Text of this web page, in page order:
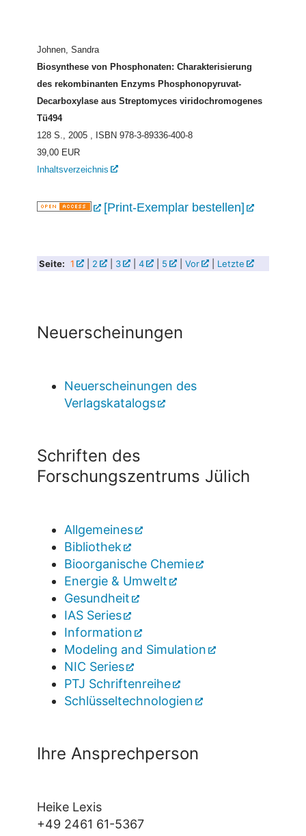
Johnen, Sandra
Biosynthese von Phosphonaten: Charakterisierung
des rekombinanten Enzyms Phosphonopyruvat-
Decarboxylase aus Streptomyces viridochromogenes
Tü494
128 S., 2005
, ISBN 978-3-89336-400-8
39,00 EUR
Inhaltsverzeichnis
[Print-Exemplar bestellen]
Seite: 1 2 3 4 5 Vor Letzte
Neuerscheinungen
Neuerscheinungen des
Verlagskatalogs
Schriften des
Forschungszentrums Jülich
Allgemeines
Bibliothek
Bioorganische Chemie
Energie & Umwelt
Gesundheit
IAS Series
Information
Modeling and Simulation
NIC Series
PTJ Schriftenreihe
Schlüsseltechnologien
Ihre Ansprechperson
Heike Lexis
+49 2461 61-5367